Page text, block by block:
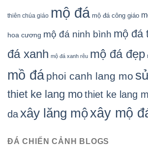
thiên chúa giáo mộ đá mộ đá công giáo
hoa cương mộ đá ninh bình mộ đá
đá xanh mộ đá xanh rêu mộ đá đẹp
mồ đá phoi canh lang mo
thiet ke lang mothiet ke lang
daxây lăng mộxây mộ
ĐÁ CHIẾN CẢNH BLOGS